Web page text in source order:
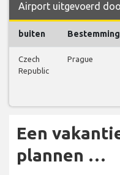
Airport uitgevoerd
buiten Bestemming
Czech
Republic
Prague
Een
plannen …